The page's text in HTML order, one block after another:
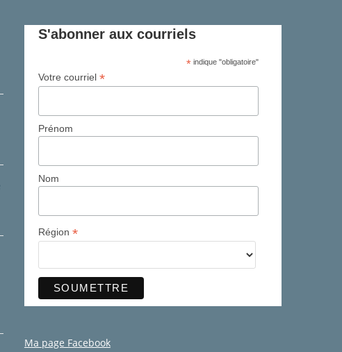
S'abonner aux courriels
*indique "obligatoire"
Votre courriel *
Prénom
Nom
Région *
Ma page Facebook